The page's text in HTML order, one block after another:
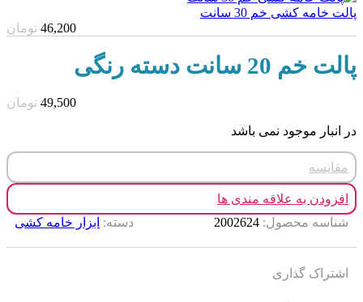
پالت خامه کشی خم 30 سانت
46,200 تومان
پالت خم 20 سانت دسته رنگی
49,500 تومان
در انبار موجود نمی باشد
مقایسه
افزودن به علاقه مندی ها
شناسه محصول: 2002624 دسته: ابزار خامه کشی
اشتراک گذاری